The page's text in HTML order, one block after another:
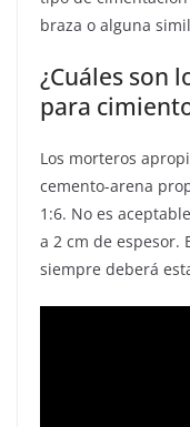
braza o alguna
¿Cuáles son
para
Los morteros
cemento-arena
1:6. No es
a 2 cm de espesor.
siempre deberá